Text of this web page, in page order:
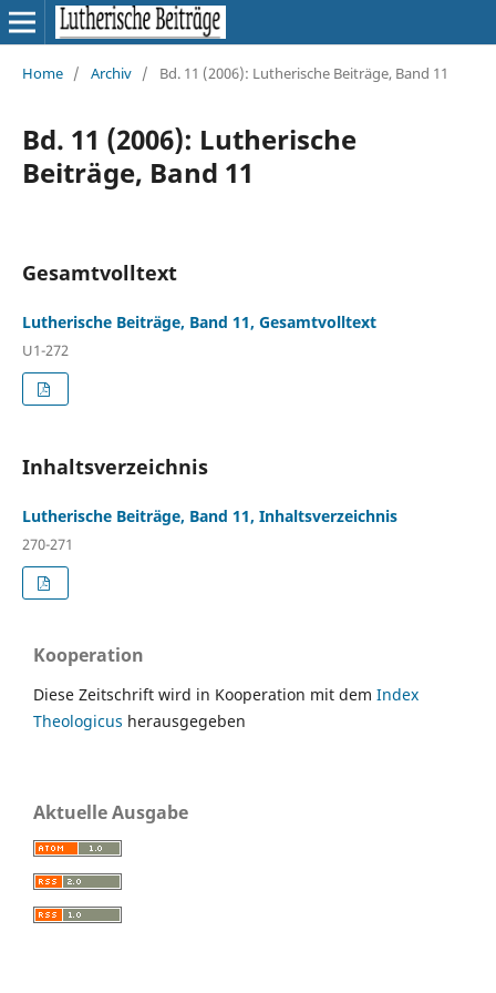
Home / Archiv / Bd. 11 (2006): Lutherische Beiträge, Band 11
Bd. 11 (2006): Lutherische
Beiträge, Band 11
Gesamtvolltext
Lutherische Beiträge, Band 11, Gesamtvolltext
U1-272
Inhaltsverzeichnis
Lutherische Beiträge, Band 11, Inhaltsverzeichnis
270-271
Kooperation
Diese Zeitschrift wird in Kooperation mit dem Index
Theologicus herausgegeben
Aktuelle Ausgabe